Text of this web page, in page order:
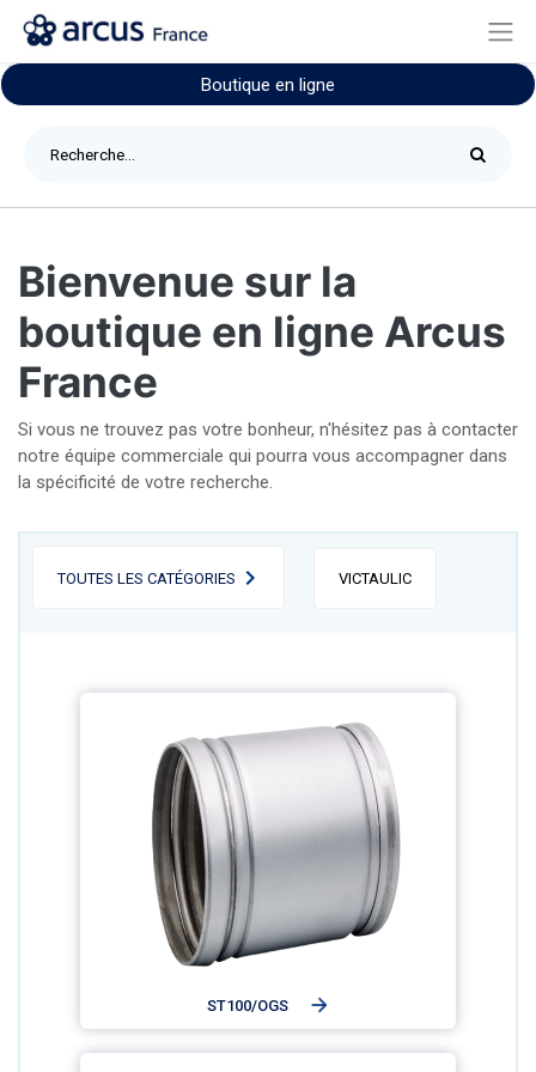
Boutique en ligne
Bienvenue sur la
boutique en ligne Arcus
France
Si vous ne trouvez pas votre bonheur, n'hésitez pas à contacter
notre équipe commerciale qui pourra vous accompagner dans
la spécificité de votre recherche.
TOUTES LES CATÉGORIES VICTAULIC
ST100/OGS